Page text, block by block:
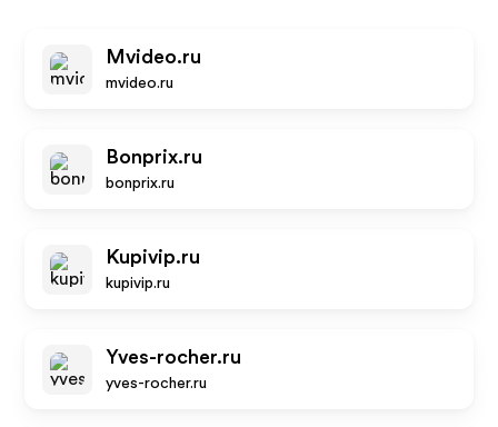
Mvideo.ru
mvideo.ru
Bonprix.ru
bonprix.ru
Kupivip.ru
kupivip.ru
Yves-rocher.ru
yves-rocher.ru